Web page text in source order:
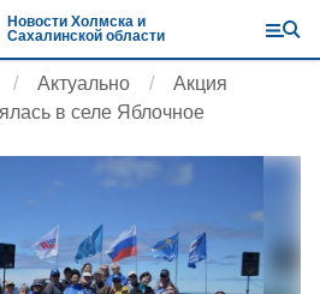
Новости Холмска и
Сахалинской области
Актуально
Акция
в селе Яблочное